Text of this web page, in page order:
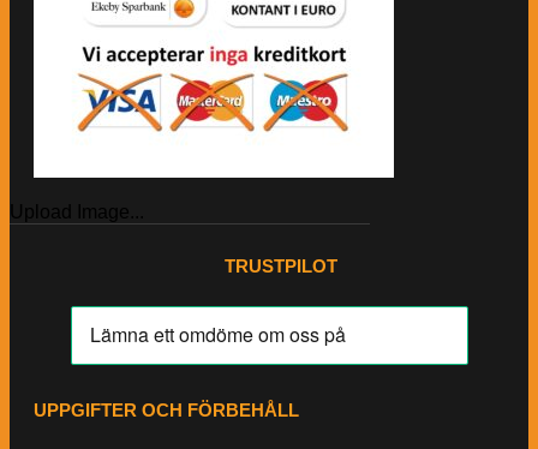
Upload Image...
TRUSTPILOT
UPPGIFTER OCH FÖRBEHÅLL